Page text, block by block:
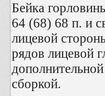
Бейка
64 (68) 68 п. и
лицевой
рядов лицевой
сборкой.